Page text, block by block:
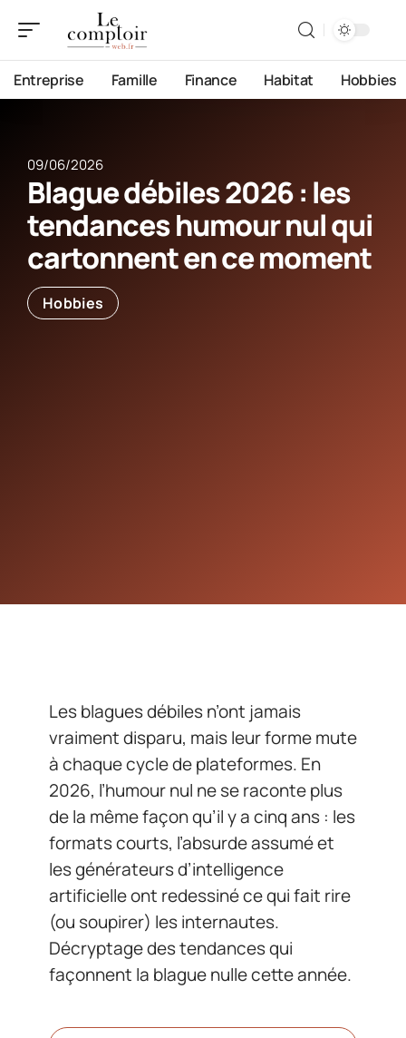
Entreprise Famille Finance Habitat Hobbies
09/06/2026
Blague débiles 2026 : les
tendances humour nul qui
cartonnent en ce moment
Hobbies
Les blagues débiles n’ont jamais
vraiment disparu, mais leur forme mute
à chaque cycle de plateformes. En
2026, l’humour nul ne se raconte plus
de la même façon qu’il y a cinq ans : les
formats courts, l’absurde assumé et
les générateurs d’intelligence
artificielle ont redessiné ce qui fait rire
(ou soupirer) les internautes.
Décryptage des tendances qui
façonnent la blague nulle cette année.